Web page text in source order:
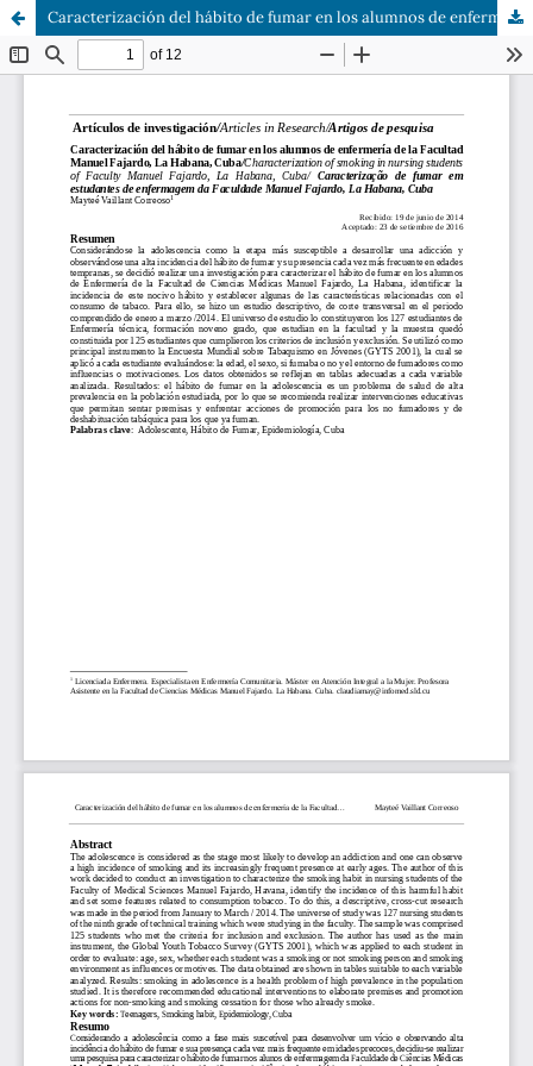
Caracterización del hábito de fumar en los alumnos de enfermería de la Facultad Manuel Fajardo, La Habana, Cuba